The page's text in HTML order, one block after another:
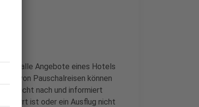
nicht alle Angebote eines Hotels
von Pauschalreisen können
Pflicht nach und informiert
ist oder ein Ausflug nicht